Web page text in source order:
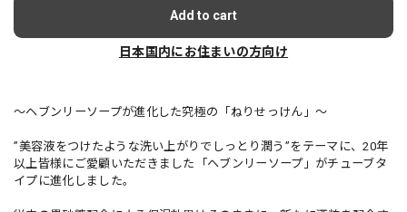
Add to cart
日本国内にお住まいの方向け
〜ヘブンリーソープが進化した究極の「ねりせっけん」〜
’’美容液をつけたような洗い上がりでしっとり潤う’’をテーマに、20年
以上皆様にご愛顧いただきました「ヘブンリーソープ」がチューブタ
イプに進化しました。